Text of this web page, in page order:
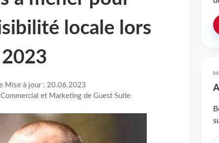
locale lors
Mise à jour : 20.06.2023
et Marketing de Guest Suite